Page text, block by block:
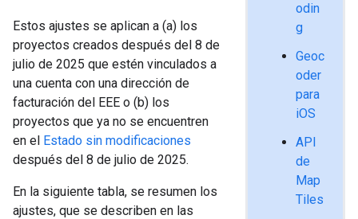
odin
g
Geoc
oder
para
iOS
API
de
Map
Tiles
Estos ajustes se aplican a (a) los
proyectos creados después del 8 de
julio de 2025 que estén vinculados a
una cuenta con una dirección de
facturación del EEE o (b) los
proyectos que ya no se encuentren
en el Estado sin modificaciones
después del 8 de julio de 2025.
En la siguiente tabla, se resumen los
ajustes, que se describen en las